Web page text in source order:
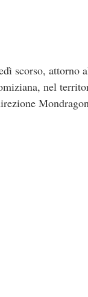
scorso,
nel